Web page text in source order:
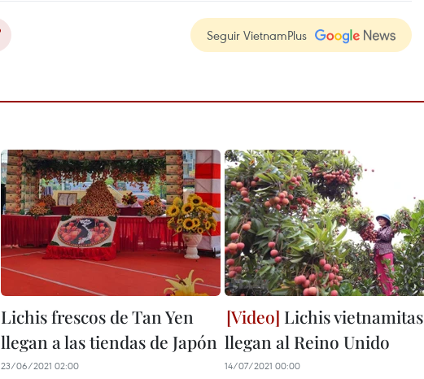
Seguir VietnamPlus
Lichis frescos de Tan Yen
llegan a las tiendas de Japón
23/06/2021 02:00
Lichis vietnamitas
llegan al Reino Unido
14/07/2021 00:00